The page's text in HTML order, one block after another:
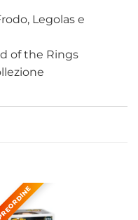
Legolas e
of the Rings